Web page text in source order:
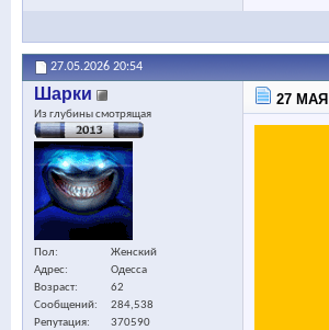
27.05.2026 20:54
Шарки
Из глубины смотрящая
Пол
Женский
Адрес
Одесса
Возраст
62
Сообщений
284,538
Репутация
370590
27 МАЯ